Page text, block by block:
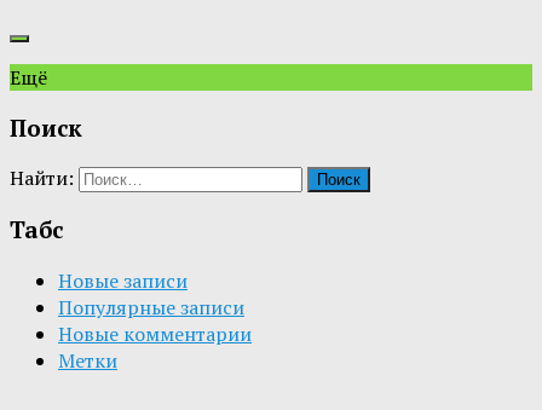
Ещё
Поиск
Найти:
Табс
Новые записи
Популярные записи
Новые комментарии
Метки